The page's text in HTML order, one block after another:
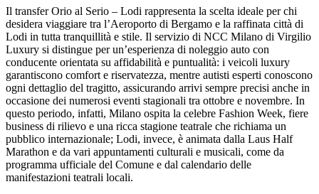
Il transfer Orio al Serio – Lodi rappresenta la scelta ideale per chi
desidera viaggiare tra l’Aeroporto di Bergamo e la raffinata città di
Lodi in tutta tranquillità e stile. Il servizio di NCC Milano di Virgilio
Luxury si distingue per un’esperienza di noleggio auto con
conducente orientata su affidabilità e puntualità: i veicoli luxury
garantiscono comfort e riservatezza, mentre autisti esperti conoscono
ogni dettaglio del tragitto, assicurando arrivi sempre precisi anche in
occasione dei numerosi eventi stagionali tra ottobre e novembre. In
questo periodo, infatti, Milano ospita la celebre Fashion Week, fiere
business di rilievo e una ricca stagione teatrale che richiama un
pubblico internazionale; Lodi, invece, è animata dalla Laus Half
Marathon e da vari appuntamenti culturali e musicali, come da
programma ufficiale del Comune e dal calendario delle
manifestazioni teatrali locali.​